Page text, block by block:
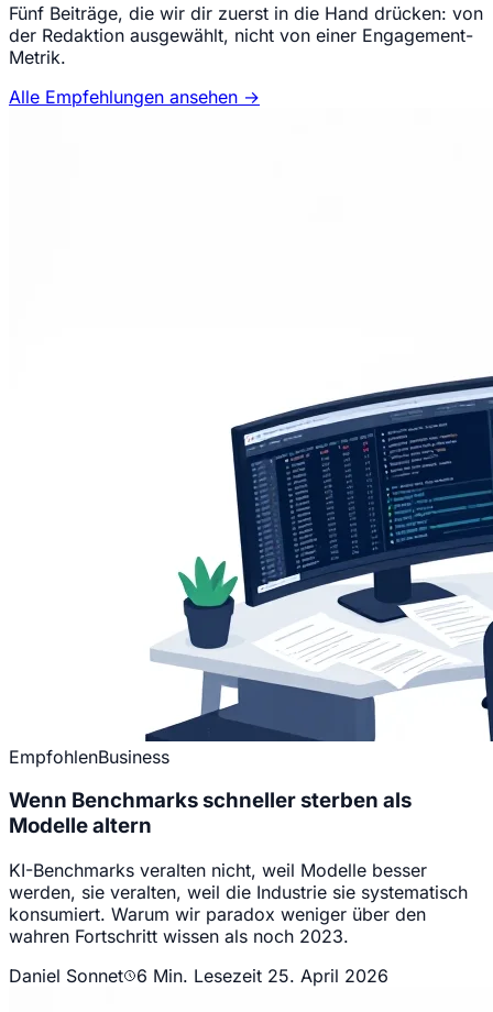
Fünf Beiträge, die wir dir zuerst in die Hand drücken: von
der Redaktion ausgewählt, nicht von einer Engagement-
Metrik.
Alle Empfehlungen ansehen →
EmpfohlenBusiness
Wenn Benchmarks schneller sterben als
Modelle altern
KI-Benchmarks veralten nicht, weil Modelle besser
werden, sie veralten, weil die Industrie sie systematisch
konsumiert. Warum wir paradox weniger über den
wahren Fortschritt wissen als noch 2023.
Daniel Sonnet
6 Min. Lesezeit 25. April 2026